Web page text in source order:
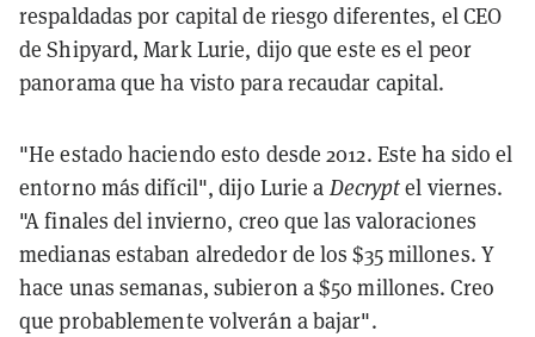
respaldadas por capital de riesgo diferentes, el CEO
de Shipyard, Mark Lurie, dijo que este es el peor
panorama que ha visto para recaudar capital.
"He estado haciendo esto desde 2012. Este ha sido el
entorno más difícil", dijo Lurie a Decryptel viernes.
"A finales del invierno, creo que las valoraciones
medianas estaban alrededor de los $35 millones. Y
hace unas semanas, subieron a $50 millones. Creo
que probablemente volverán a bajar".